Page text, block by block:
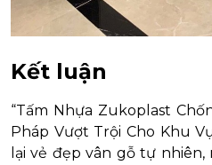
Kết luận
“Tấm Nhựa Zukoplast
Pháp Vượt Trội Cho Khu
lại vẻ đẹp vân gỗ tự